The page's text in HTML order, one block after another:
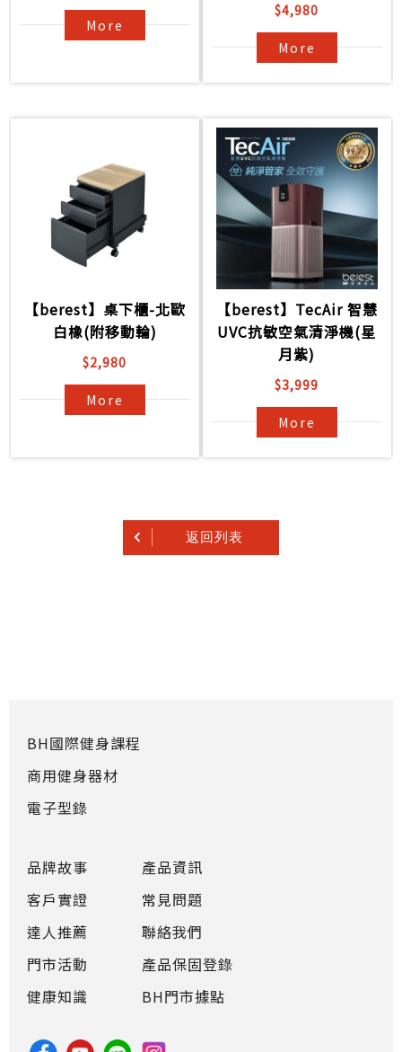
More
$4,980
More
【berest】桌下櫃-北歐
白橡(附移動輪)
$2,980
More
【berest】TecAir 智慧
UVC抗敏空氣清淨機(星
月紫)
$3,999
More
返回列表
品牌故事
客戶實證
達人推薦
門市活動
健康知識
產品資訊
常見問題
聯絡我們
產品保固登錄
BH門市據點
BH國際健身課程
商用健身器材
電子型錄